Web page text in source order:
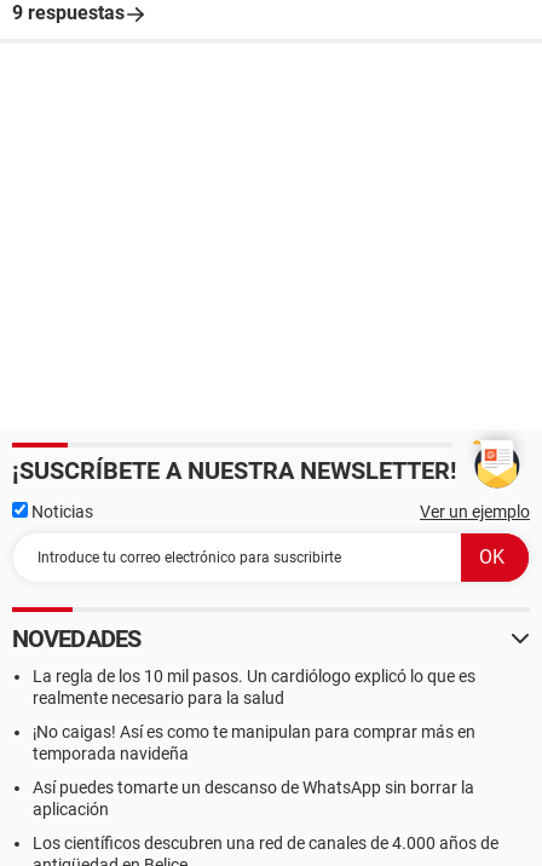
9 respuestas
¡SUSCRÍBETE A NUESTRA NEWSLETTER!
Noticias Ver un ejemplo
NOVEDADES
La regla de los 10 mil pasos. Un cardiólogo explicó lo que es
realmente necesario para la salud
¡No caigas! Así es como te manipulan para comprar más en
temporada navideña
Así puedes tomarte un descanso de WhatsApp sin borrar la
aplicación
Los científicos descubren una red de canales de 4.000 años de